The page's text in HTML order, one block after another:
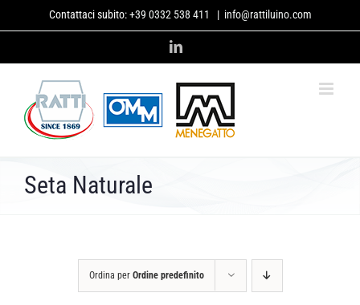
Contattaci subito:+39 0332 538 411 | info@rattiluino.com
LinkedIn
Seta Naturale
Ordina per Ordine predefinito